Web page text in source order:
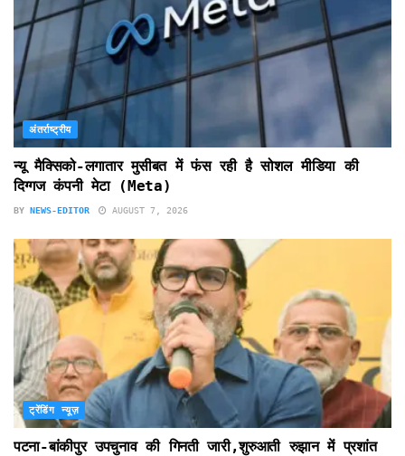
अंतर्राष्ट्रीय
न्यू मैक्सिको-लगातार मुसीबत में फंस रही है सोशल मीडिया की
दिग्गज कंपनी मेटा (Meta)
BY NEWS-EDITOR AUGUST 7, 2026
ट्रेंडिंग न्यूज़
पटना-बांकीपुर उपचुनाव की गिनती जारी,शुरुआती रुझान में प्रशांत